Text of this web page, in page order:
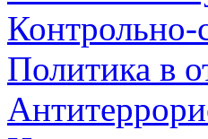
Контрольно-
Политика в